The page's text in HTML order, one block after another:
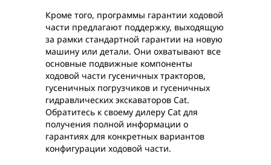
Кроме того, программы гарантии ходовой
части предлагают поддержку, выходящую
за рамки стандартной гарантии на новую
машину или детали. Они охватывают все
основные подвижные компоненты
ходовой части гусеничных тракторов,
гусеничных погрузчиков и гусеничных
гидравлических экскаваторов Cat.
Обратитесь к своему дилеру Cat для
получения полной информации о
гарантиях для конкретных вариантов
конфигурации ходовой части.